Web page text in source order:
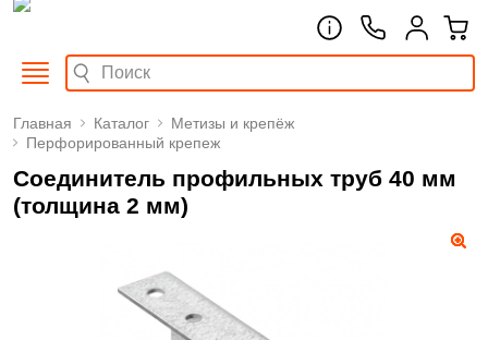
Главная Каталог
Метизы и крепёж
Перфорированный крепеж
Соединитель профильных труб 40 мм
(толщина 2 мм)